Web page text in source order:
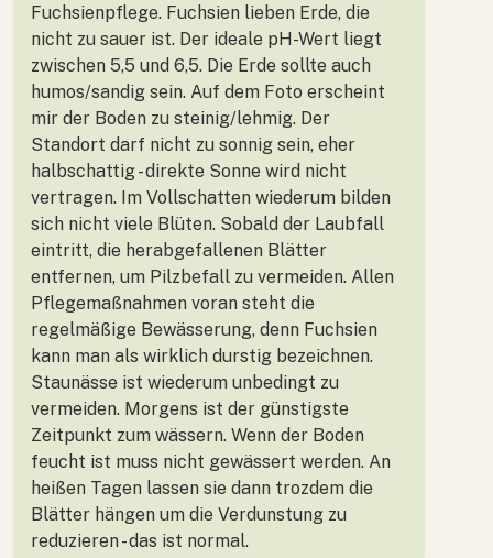
Fuchsienpflege. Fuchsien lieben Erde, die
nicht zu sauer ist. Der ideale pH-Wert liegt
zwischen 5,5 und 6,5. Die Erde sollte auch
humos/sandig sein. Auf dem Foto erscheint
mir der Boden zu steinig/lehmig. Der
Standort darf nicht zu sonnig sein, eher
halbschattig - direkte Sonne wird nicht
vertragen. Im Vollschatten wiederum bilden
sich nicht viele Blüten. Sobald der Laubfall
eintritt, die herabgefallenen Blätter
entfernen, um Pilzbefall zu vermeiden. Allen
Pflegemaßnahmen voran steht die
regelmäßige Bewässerung, denn Fuchsien
kann man als wirklich durstig bezeichnen.
Staunässe ist wiederum unbedingt zu
vermeiden. Morgens ist der günstigste
Zeitpunkt zum wässern. Wenn der Boden
feucht ist muss nicht gewässert werden. An
heißen Tagen lassen sie dann trozdem die
Blätter hängen um die Verdunstung zu
reduzieren - das ist normal.